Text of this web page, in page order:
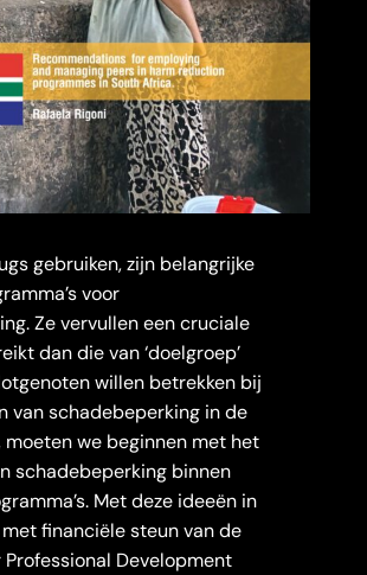
gebruiken, zijn belangrijke
voor
Ze vervullen een cruciale
dan die van ‘doelgroep’
willen betrekken bij
van schadebeperking in de
moeten we beginnen met het
schadebeperking binnen
Met deze ideeën in
financiële steun van de
Development